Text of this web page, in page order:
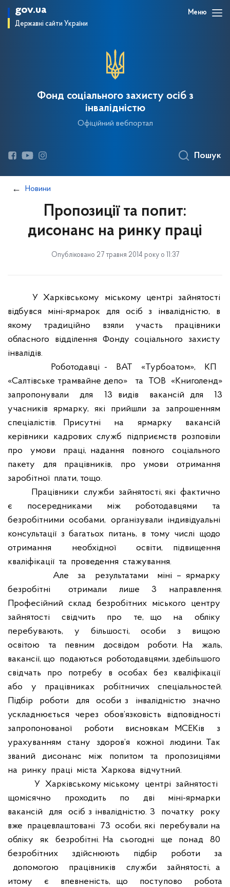
gov.ua
Державні сайти України
Меню
Фонд соціального захисту осіб з
інвалідністю
Офіційний вебпортал
Пошук
Новини
Пропозиції та попит:
дисонанс на ринку праці
Опубліковано 27 травня 2014 року о 11:37
У Харківському міському центрі
зайнятості
відбувся
міні-ярмарок для осіб з інвалідністю,
в
якому
традиційно взяли участь
працівники
обласного
відділення Фонду соціального
захисту
інвалідів.
Роботодавці -
ВАТ «Турбоатом»,
КП
«Салтівське трамвайне депо»
та ТОВ «Книголенд»
запропонували
для 13 видів вакансій для
13
учасників
ярмарку, які прийшли за
запрошенням
спеціалістів. Присутні
на ярмарку
вакансій
керівники
кадрових служб підприємств розповіли
про
умови праці, надання повного
соціального
пакету
для працівників, про умови
отримання
заробітної плати, тощо.
Працівники служби зайнятості, які фактично
є
посередниками між роботодавцями
та
безробітними особами, організували індивідуальні
консультації з багатьох питань, в тому числі щодо
отримання
необхідної
освіти, підвищення
кваліфікації та проведення стажування.
Але
за результатами
міні – ярмарку
безробітні
отримали лише 3
направлення.
Професійний склад безробітних міського
центру
зайнятості
свідчить про те, що на
обліку
перебувають,
у більшості, особи з
вищою
освітою
та певним досвідом роботи. На
жаль,
вакансії, що подаються роботодавцями, здебільшого
свідчать
про потребу в особах без
кваліфікації
або
у працівниках робітничих
спеціальностей.
Підбір
роботи для особи з інвалідністю
значно
ускладнюється
через обов’язковість
відповідності
запропонованої
роботи висновкам МСЕКів
з
урахуванням
стану здоров’я кожної
людини. Так
званий
дисонанс між попитом та
пропозиціями
на ринку праці міста Харкова відчутний.
У Харківському міському центрі зайнятості
щомісячно
проходить по дві
міні-ярмарки
вакансій
для осіб з інвалідністю. З початку
року
вже працевлаштовані 73 особи, які перебували на
обліку
як безробітні. На сьогодні ще понад
80
безробітних
здійснюють підбір роботи
за
допомогою
працівників служби
зайнятості, а
итому
є впевненість, що поступово
робота